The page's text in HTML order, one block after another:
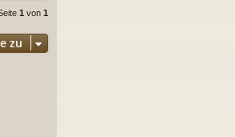
1 von 1
zu